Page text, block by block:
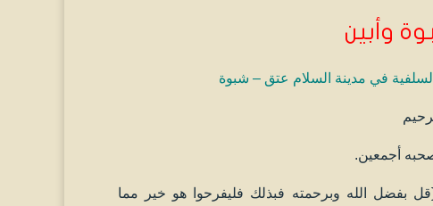
وأبين
في مدينة السلام عتق – شبوة
أجمعين.
بفضل الله وبرحمته فبذلك فليفرحوا هو خير مما